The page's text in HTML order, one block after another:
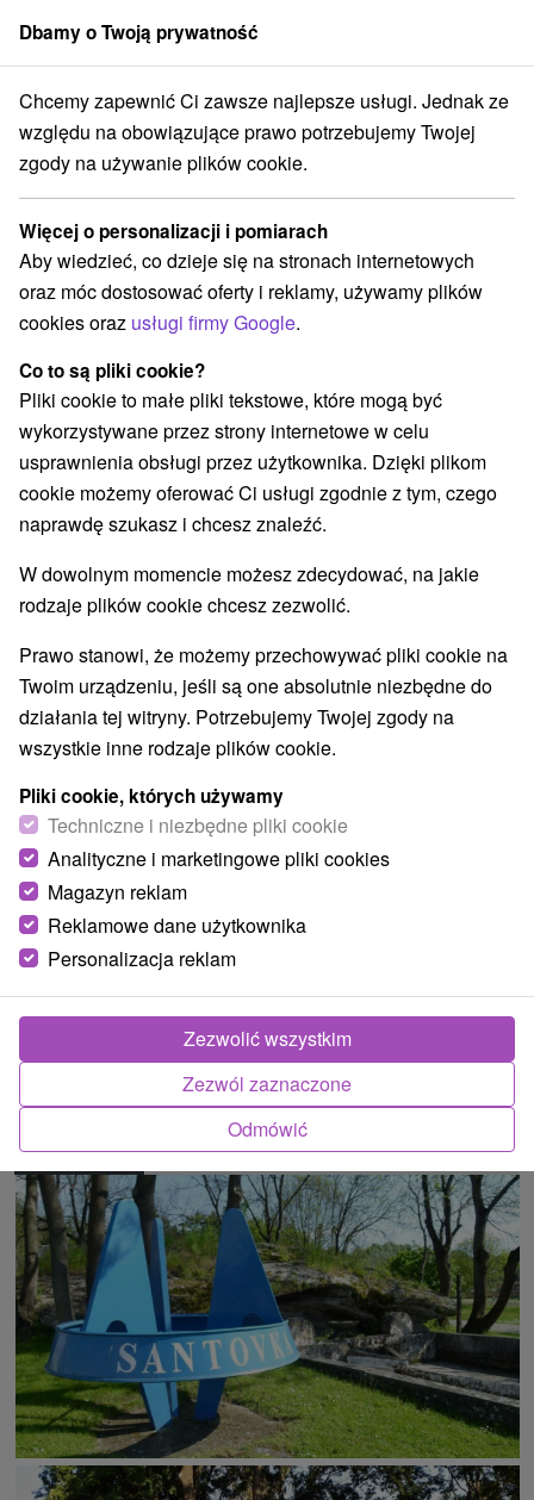
członek grupySorger
Západné Slovensko Nitriansky kraj Santovka Wiosna Santovka
Wiosna Santovka
Wyświetl stronę internetową Przejdź do
+421 907 933 222
objednavka@mineralkasantovka.sk
Parková 181
935 87 Santovka
GPS:
N +48° 9' 25.24''
E +18° 46' 1.35''
© OpenStreetMap
Region turystyczny
Západné Slovensko, Hont, Dolná Nitra, Tekov, Južné
Slovensko, Pohronský Inovec, Nitriansky kraj
Znalazłeś błąd lub chcesz polecić nam nową atrakcję
Zgłoś błąd
ATRAKCJĄ
Dbamy o Twoją prywatność
Chcemy zapewnić Ci zawsze najlepsze usługi. Jednak ze
względu na obowiązujące prawo potrzebujemy Twojej
zgody na używanie plików cookie.
Więcej o personalizacji i pomiarach
Aby wiedzieć, co dzieje się na stronach internetowych
oraz móc dostosować oferty i reklamy, używamy plików
cookies oraz usługi firmy Google.
Co to są pliki cookie?
Pliki cookie to małe pliki tekstowe, które mogą być
wykorzystywane przez strony internetowe w celu
usprawnienia obsługi przez użytkownika. Dzięki plikom
cookie możemy oferować Ci usługi zgodnie z tym, czego
naprawdę szukasz i chcesz znaleźć.
W dowolnym momencie możesz zdecydować, na jakie
rodzaje plików cookie chcesz zezwolić.
Prawo stanowi, że możemy przechowywać pliki cookie na
Twoim urządzeniu, jeśli są one absolutnie niezbędne do
działania tej witryny. Potrzebujemy Twojej zgody na
wszystkie inne rodzaje plików cookie.
Pliki cookie, których używamy
Techniczne i niezbędne pliki cookie
Analityczne i marketingowe pliki cookies
Magazyn reklam
Reklamowe dane użytkownika
Personalizacja reklam
Odmówić
Zezwól zaznaczone
Zezwolić wszystkim